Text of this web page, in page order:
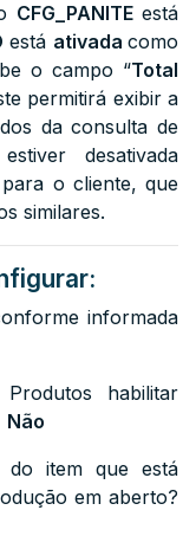
CFG_PANITEestá
está ativadacomo
o campo “Total
permitirá exibir a
da consulta de
estiver desativada
o cliente, que
similares.
informada
habilitar
Não
do item que está
em aberto?